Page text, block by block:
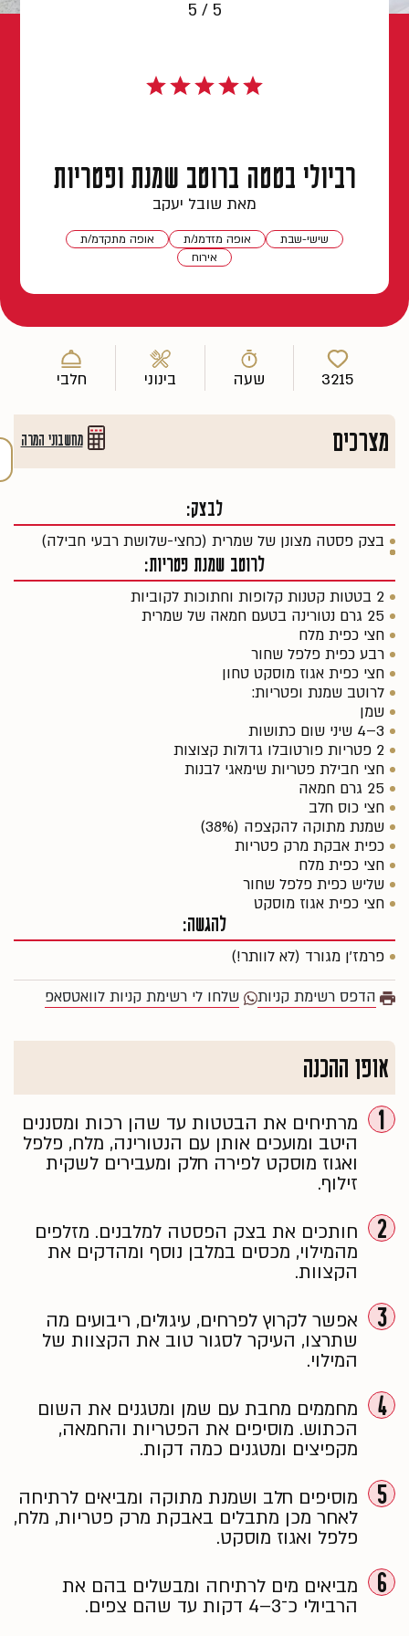
5 / 5
רביולי בטטה ברוטב שמנת ופטריות
מאת שובל יעקב
שישי-שבת אופה מזדמנ/ת
אופה מתקדמ/ת
אירוח
3215 שעה בינוני חלבי
מצרכים מחשבוני המרה
לבצק:
בצק פסטה מצונן של שמרית (כחצי-שלושת רבעי חבילה)
לרוטב שמנת פטריות:
2 בטטות קטנות קלופות וחתוכות לקוביות
25 גרם נטורינה בטעם חמאה של שמרית
חצי כפית מלח
רבע כפית פלפל שחור
חצי כפית אגוז מוסקט טחון
לרוטב שמנת ופטריות:
שמן
3–4 שיני שום כתושות
2 פטריות פורטובלו גדולות קצוצות
חצי חבילת פטריות שימאגי לבנות
25 גרם חמאה
חצי כוס חלב
שמנת מתוקה להקצפה (38%)
כפית אבקת מרק פטריות
חצי כפית מלח
שליש כפית פלפל שחור
חצי כפית אגוז מוסקט
להגשה:
פרמז’ן מגורד (לא לוותר!)
הדפס רשימת קניות שלחו לי רשימת קניות לוואטסאפ
אופן ההכנה
1
מרתיחים את הבטטות עד שהן רכות ומסננים
היטב ומועכים אותן עם הנטורינה, מלח, פלפל
ואגוז מוסקט לפירה חלק ומעבירים לשקית
זילוף.
2
חותכים את בצק הפסטה למלבנים. מזלפים
מהמילוי, מכסים במלבן נוסף ומהדקים את
הקצוות.
3
אפשר לקרוץ לפרחים, עיגולים, ריבועים מה
שתרצו, העיקר לסגור טוב את הקצוות של
המילוי.
4
מחממים מחבת עם שמן ומטגנים את השום
הכתוש. מוסיפים את הפטריות והחמאה,
מקפיצים ומטגנים כמה דקות.
5
מוסיפים חלב ושמנת מתוקה ומביאים לרתיחה
לאחר מכן מתבלים באבקת מרק פטריות, מלח,
פלפל ואגוז מוסקט.
6
מביאים מים לרתיחה ומבשלים בהם את
הרביולי כ־3–4 דקות עד שהם צפים.